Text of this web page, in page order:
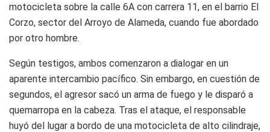
motocicleta sobre la calle 6A con carrera 11, en el barrio El
Corzo, sector del Arroyo de Alameda, cuando fue abordado
por otro hombre.
Según testigos, ambos comenzaron a dialogar en un
aparente intercambio pacífico. Sin embargo, en cuestión de
segundos, el agresor sacó un arma de fuego y le disparó a
quemarropa en la cabeza. Tras el ataque, el responsable
huyó del lugar a bordo de una motocicleta de alto cilindraje,